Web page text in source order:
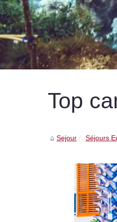
Top
Sejour Séjours